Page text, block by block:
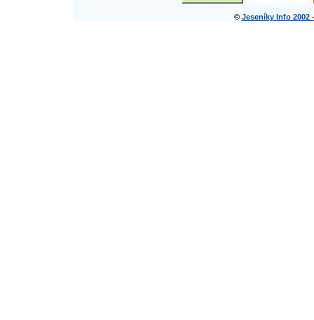
© Jeseníky Info 2002